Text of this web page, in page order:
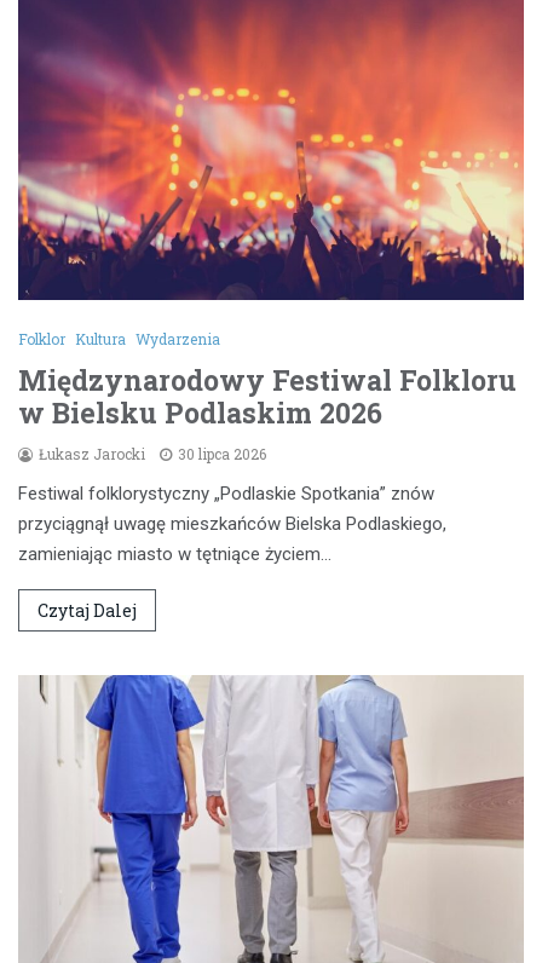
Folklor Kultura Wydarzenia
Międzynarodowy Festiwal Folkloru
w Bielsku Podlaskim 2026
Łukasz Jarocki 30 lipca 2026
Festiwal folklorystyczny „Podlaskie Spotkania” znów
przyciągnął uwagę mieszkańców Bielska Podlaskiego,
zamieniając miasto w tętniące życiem…
Czytaj Dalej